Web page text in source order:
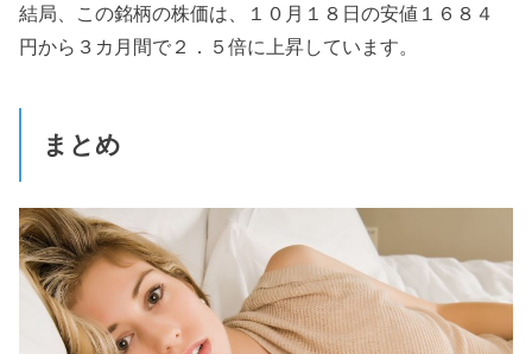
結局、この銘柄の株価は、１０月１８日の安値１６８４
円から３カ月間で２．５倍に上昇しています。
まとめ